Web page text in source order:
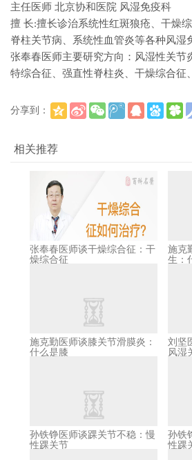
主任医师 北京协和医院 风湿免疫科
擅 长:擅长诊治系统性红斑狼疮、干燥
脊柱关节病、系统性血管炎等各种风湿
张奉春医师主要研究方向：风湿性关节
特综合征、强直性脊柱炎、干燥综合征
分享到：
相关推荐
张奉春医师谈干燥综合征：干
燥综合征
施克
生：
施克勤医师谈膝关节滑膜炎：
什么是膝
刘坚
风湿
孙铁铮医师谈踝关节不稳：慢
性踝关节
孙铁
性踝